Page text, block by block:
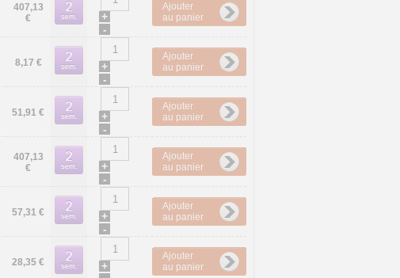
407,13
€
+
-
Ajouter
au panier
8,17 €
+
-
Ajouter
au panier
51,91 €
+
-
Ajouter
au panier
407,13
€
+
-
Ajouter
au panier
57,31 €
+
-
Ajouter
au panier
28,35 €
+
Ajouter
au panier